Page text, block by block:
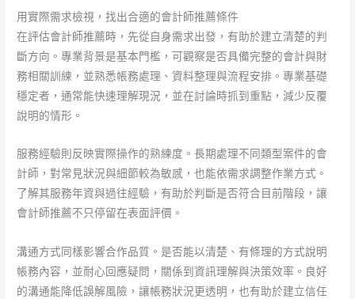
用實際需求檢視，找出合適的會計師推薦條件
在評估會計師推薦時，先從自身需求出發，有助於建立清楚的判
斷方向。專業背景是基本門檻，可觀察是否具備完整的會計與財
務相關訓練，並熟悉帳務處理、資料整理與流程安排。專業基礎
穩定者，通常能快速理解現況，並在討論時抓到重點，減少反覆
說明的情形。
服務經驗則反映實際操作的熟練度。長期處理不同類型案件的會
計師，對常見狀況與細節較為敏感，也能依需求調整作業方式。
了解其服務年資與過往經驗，有助於判斷是否符合目前階段，讓
會計師推薦不只停留在表面評價。
溝通方式同樣影響合作品質。是否能以清楚、有條理的方式說明
帳務內容，並耐心回應疑問，關係到資訊理解與決策效率。良好
的溝通能降低誤解風險，讓帳務狀況更透明，也有助於建立信任